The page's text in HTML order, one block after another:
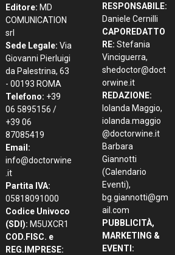
Editore: MD
COMUNICATION
srl
Sede Legale: Via
Giovanni Pierluigi
da Palestrina, 63
- 00193 ROMA
Telefono: +39
06 5895156 /
+39 06
87085419
Email:
info@doctorwine
.it
Partita IVA:
05818091000
Codice Univoco
(SDI): M5UXCR1
COD.FISC. e
REG.IMPRESE:
RESPONSABILE:
Daniele Cernilli
CAPOREDATTO
RE: Stefania
Vinciguerra,
shedoctor@doct
orwine.it
REDAZIONE:
Iolanda Maggio,
iolanda.maggio
@doctorwine.it
Barbara
Giannotti
(Calendario
Eventi),
bg.giannotti@gm
ail.com
PUBBLICITÀ,
MARKETING &
EVENTI: